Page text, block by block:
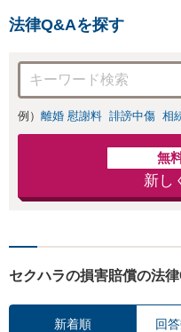
法律Q&Aを探す
例） 離婚 慰謝料 誹謗中傷 相
無
新し
セクハラの損害賠償の法
新着順 回